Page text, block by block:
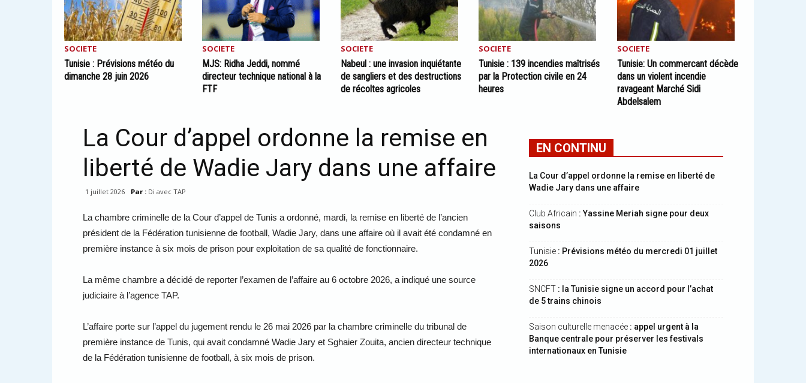
SOCIETE
Tunisie : Prévisions météo du
dimanche 28 juin 2026
SOCIETE
MJS: Ridha Jeddi, nommé
directeur technique national à la
FTF
SOCIETE
Nabeul : une invasion inquiétante
de sangliers et des destructions
de récoltes agricoles
SOCIETE
Tunisie : 139 incendies maîtrisés
par la Protection civile en 24
heures
SOCIETE
Tunisie: Un commercant décède
dans un violent incendie
ravageant Marché Sidi
Abdelsalem
La Cour d’appel ordonne la remise en
liberté de Wadie Jary dans une affaire
1 juillet 2026 Par : Di avec TAP
La chambre criminelle de la Cour d’appel de Tunis a ordonné, mardi, la remise en liberté de l’ancien
président de la Fédération tunisienne de football, Wadie Jary, dans une affaire où il avait été condamné en
première instance à six mois de prison pour exploitation de sa qualité de fonctionnaire.
La même chambre a décidé de reporter l’examen de l’affaire au 6 octobre 2026, a indiqué une source
judiciaire à l’agence TAP.
L’affaire porte sur l’appel du jugement rendu le 26 mai 2026 par la chambre criminelle du tribunal de
première instance de Tunis, qui avait condamné Wadie Jary et Sghaier Zouita, ancien directeur technique
de la Fédération tunisienne de football, à six mois de prison.
EN CONTINU
La Cour d’appel ordonne la remise en liberté de
Wadie Jary dans une affaire
Club Africain : Yassine Meriah signe pour deux
saisons
Tunisie : Prévisions météo du mercredi 01 juillet
2026
SNCFT : la Tunisie signe un accord pour l’achat
de 5 trains chinois
Saison culturelle menacée : appel urgent à la
Banque centrale pour préserver les festivals
internationaux en Tunisie